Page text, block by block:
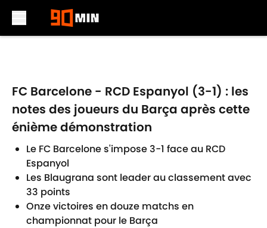
FC Barcelone - RCD Espanyol (3-1) : les
notes des joueurs du Barça après cette
énième démonstration
Le FC Barcelone s'impose 3-1 face au RCD
Espanyol
Les Blaugrana sont leader au classement avec
33 points
Onze victoires en douze matchs en
championnat pour le Barça